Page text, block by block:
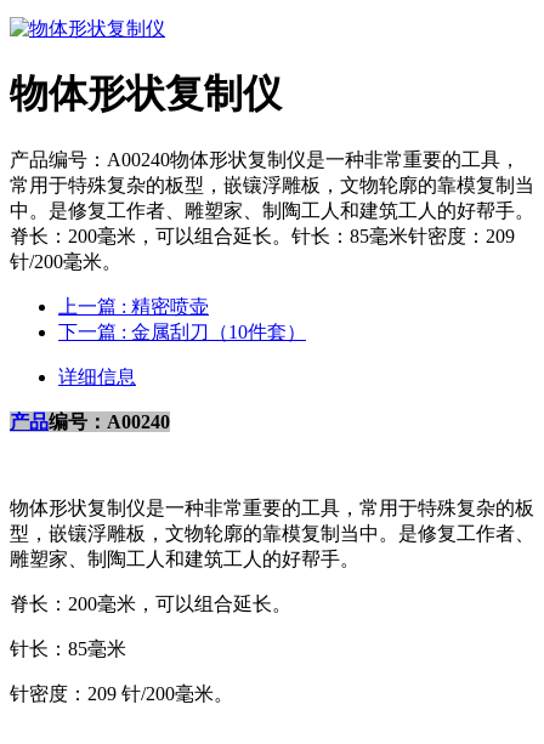
物体形状复制仪
产品编号：A00240物体形状复制仪是一种非常重要的工具，
常用于特殊复杂的板型，嵌镶浮雕板，文物轮廓的靠模复制当
中。是修复工作者、雕塑家、制陶工人和建筑工人的好帮手。
脊长：200毫米，可以组合延长。针长：85毫米针密度：209
针/200毫米。
上一篇 : 精密喷壶
下一篇 : 金属刮刀（10件套）
详细信息
产品编号： A00240
物体形状复制仪是一种非常重要的工具，常用于特殊复杂的板
型，嵌镶浮雕板，文物轮廓的靠模复制当中。是修复工作者、
雕塑家、制陶工人和建筑工人的好帮手。
脊长： 200毫米，可以组合延长。
针长： 85毫米
针密度： 209 针/200毫米。